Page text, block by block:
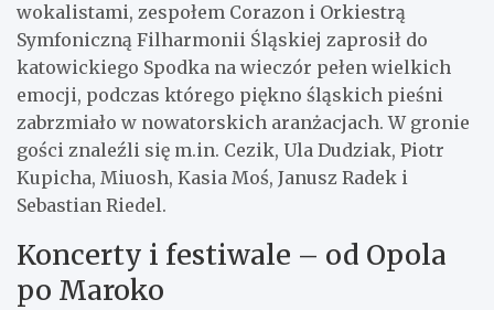
wokalistami, zespołem Corazon i Orkiestrą
Symfoniczną Filharmonii Śląskiej zaprosił do
katowickiego Spodka na wieczór pełen wielkich
emocji, podczas którego piękno śląskich pieśni
zabrzmiało w nowatorskich aranżacjach. W gronie
gości znaleźli się m.in. Cezik, Ula Dudziak, Piotr
Kupicha, Miuosh, Kasia Moś, Janusz Radek i
Sebastian Riedel.
Koncerty i festiwale – od Opola
po Maroko